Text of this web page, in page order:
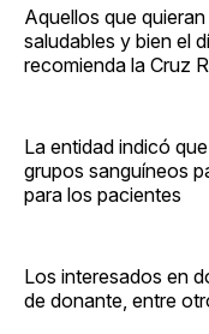
Aquellos que
saludables y bien el
recomienda la Cruz
La entidad indicó
grupos sanguíneos
para los pacientes
Los interesados en
de donante, entre